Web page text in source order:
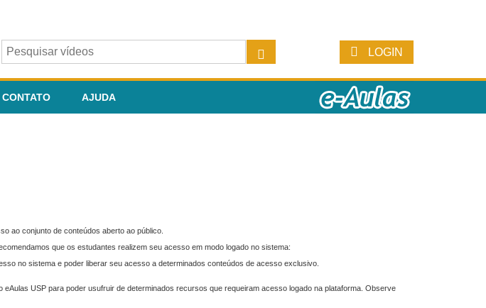
LOGIN
CONTATO AJUDA
ao conjunto de conteúdos aberto ao público.
que os estudantes realizem seu acesso em modo logado no sistema:
no sistema e poder liberar seu acesso a determinados conteúdos de acesso exclusivo.
eAulas USP para poder usufruir de determinados recursos que requeiram acesso logado na plataforma. Observe